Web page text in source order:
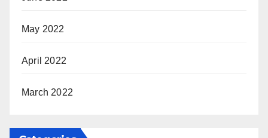
May 2022
April 2022
March 2022